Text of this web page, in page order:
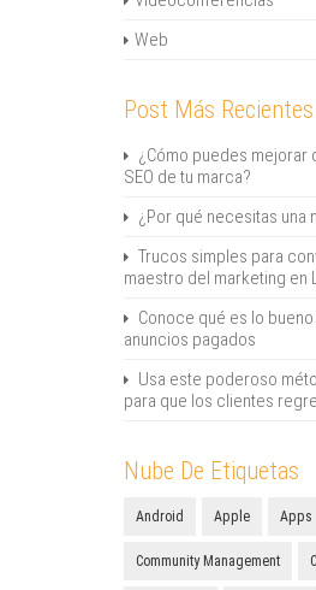
Web
Post Más Recientes
¿Cómo puedes mejorar
SEO de tu marca?
¿Por qué necesitas una
Trucos simples para
maestro del marketing en
Conoce qué es lo
anuncios pagados
Usa este poderoso
para que los clientes
Nube De Etiquetas
Android Apple Apps
Community Management